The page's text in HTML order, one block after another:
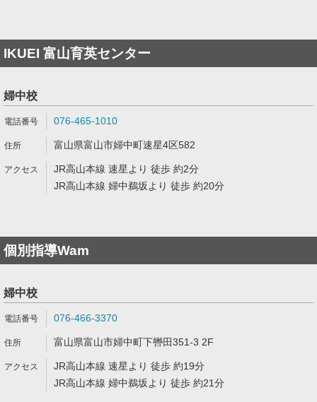
IKUEI 富山育英センター
婦中校
076-465-1010
富山県富山市婦中町速星4区582
JR高山本線 速星より 徒歩 約2分
JR高山本線 婦中鵜坂より 徒歩 約20分
個別指導Wam
婦中校
076-466-3370
富山県富山市婦中町下轡田351-3 2F
JR高山本線 速星より 徒歩 約19分
JR高山本線 婦中鵜坂より 徒歩 約21分